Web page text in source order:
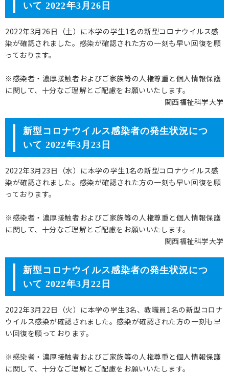
いて 2022年3月26日
2022年3月26日（土）に本学の学生1名の新型コロナウイルス感
染が確認されました。感染が確認された方の一刻も早い回復を願
っております。
※感染者・濃厚接触者およびご家族等の人権尊重と個人情報保護
に関して、十分なご理解とご配慮をお願いいたします。
関西福祉科学大学
新型コロナウイルス感染者の発生状況につ
いて 2022年3月23日
2022年3月23日（水）に本学の学生1名の新型コロナウイルス感
染が確認されました。感染が確認された方の一刻も早い回復を願
っております。
※感染者・濃厚接触者およびご家族等の人権尊重と個人情報保護
に関して、十分なご理解とご配慮をお願いいたします。
関西福祉科学大学
新型コロナウイルス感染者の発生状況につ
いて 2022年3月22日
2022年3月22日（火）に本学の学生3名、教職員1名の新型コロナ
ウイルス感染が確認されました。感染が確認された方の一刻も早
い回復を願っております。
※感染者・濃厚接触者およびご家族等の人権尊重と個人情報保護
に関して、十分なご理解とご配慮をお願いいたします。